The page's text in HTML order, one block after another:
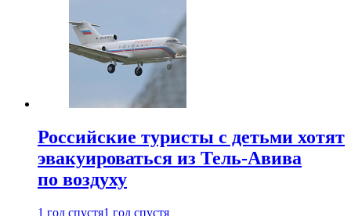
Российские туристы с детьми хотят
эвакуироваться из Тель-Авива
по воздуху
1 год спустя1 год спустя